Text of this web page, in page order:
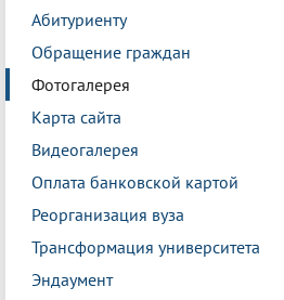
Абитуриенту
Обращение граждан
Фотогалерея
Карта сайта
Видеогалерея
Оплата банковской картой
Реорганизация вуза
Трансформация университета
Эндаумент